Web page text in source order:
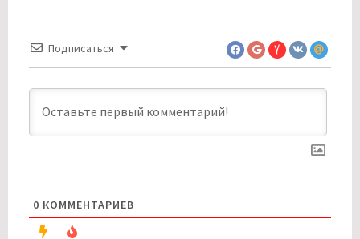
Подписаться
0 КОММЕНТАРИЕВ